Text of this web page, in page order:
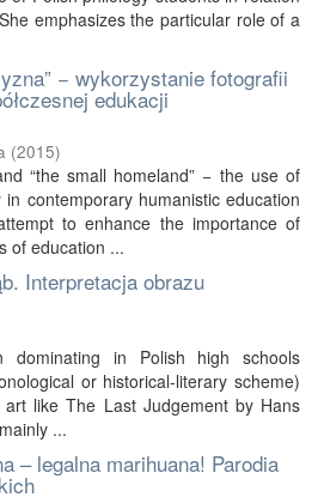
emphasizes the particular role of a
− wykorzystanie fotografii
edukacji
(2015)
“the small homeland” − the use of
contemporary humanistic education
to enhance the importance of
of education ...
Interpretacja obrazu
dominating in Polish high schools
or historical-literary scheme)
like The Last Judgement by Hans
...
– legalna marihuana! Parodia